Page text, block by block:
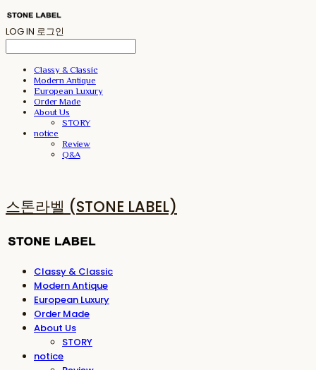
LOG IN 로그인
Classy & Classic
Modern Antique
European Luxury
Order Made
About Us
STORY
notice
Review
Q&A
스톤라벨 (STONE LABEL)
Classy & Classic
Modern Antique
European Luxury
Order Made
About Us
STORY
notice